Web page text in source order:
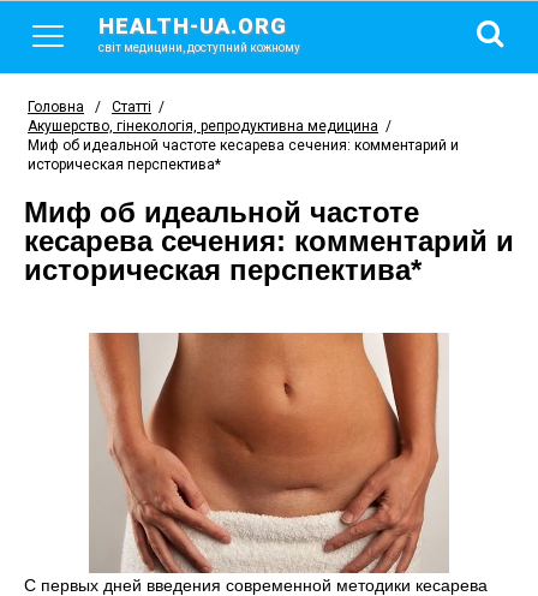
HEALTH-UA.ORG
світ медицини, доступний кожному
Головна / Статті /
Акушерство, гінекологія, репродуктивна медицина /
Миф об идеальной частоте кесарева сечения: комментарий и
историческая перспектива*
Миф об идеальной частоте
кесарева сечения: комментарий и
историческая перспектива*
С первых дней введения современной методики кесарева